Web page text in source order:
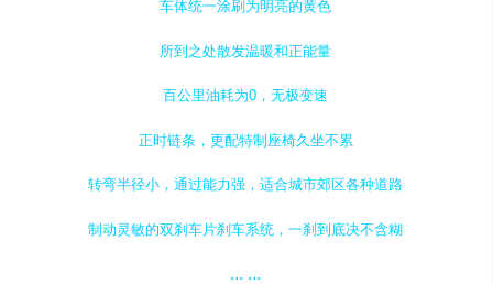
车体统一涂刷为明亮的黄色
所到之处散发温暖和正能量
百公里油耗为0，无极变速
正时链条，更配特制座椅久坐不累
转弯半径小，通过能力强，适合城市郊区各种道路
制动灵敏的双刹车片刹车系统，一刹到底决不含糊
... ...